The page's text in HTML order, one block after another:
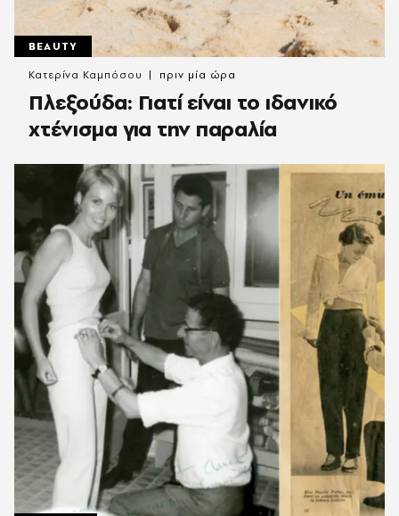
BEAUTY
Πλεξούδα: Γιατί είναι το ιδανικό
χτένισμα για την παραλία
Κατερίνα Καμπόσου πριν μία ώρα